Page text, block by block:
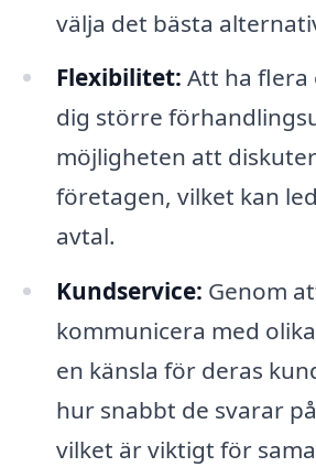
välja det bästa
Flexibilitet: Att ha
dig större
möjligheten att
företagen, vilket kan
avtal.
Kundservice: Genom
kommunicera med
en känsla för deras
hur snabbt de svarar
vilket är viktigt för